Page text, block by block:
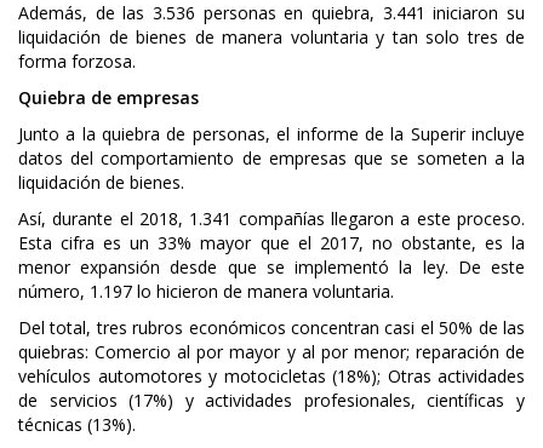
Además, de las 3.536 personas en quiebra, 3.441 iniciaron su
liquidación de bienes de manera voluntaria y tan solo tres de
forma forzosa.
Quiebra de empresas
Junto a la quiebra de personas, el informe de la Superir incluye
datos del comportamiento de empresas que se someten a la
liquidación de bienes.
Así, durante el 2018, 1.341 compañías llegaron a este proceso.
Esta cifra es un 33% mayor que el 2017, no obstante, es la
menor expansión desde que se implementó la ley. De este
número, 1.197 lo hicieron de manera voluntaria.
Del total, tres rubros económicos concentran casi el 50% de las
quiebras: Comercio al por mayor y al por menor; reparación de
vehículos automotores y motocicletas (18%); Otras actividades
de servicios (17%) y actividades profesionales, científicas y
técnicas (13%).